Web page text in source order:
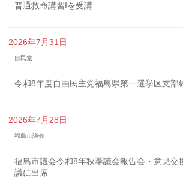
普通救命講習Iを受講
2026年7月31日
自民党
令和8年度自由民主党福島県第一選挙区支部
2026年7月28日
福島市議会
福島市議会令和8年秋季議会報告会・意見交
議に出席